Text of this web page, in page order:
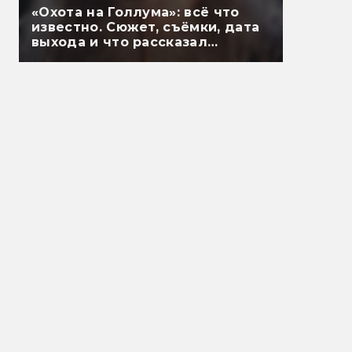
«Охота на Голлума»: всё что
известно. Сюжет, съёмки, дата
выхода и что рассказал